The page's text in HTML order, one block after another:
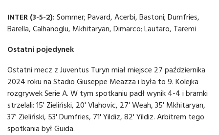
INTER (3-5-2): Sommer; Pavard, Acerbi, Bastoni; Dumfries,
Barella, Calhanoglu, Mkhitaryan, Dimarco; Lautaro, Taremi
Ostatni pojedynek
Ostatni mecz z Juventus Turyn miał miejsce 27 października
2024 roku na Stadio Giuseppe Meazza i była to 9. Kolejka
rozgrywek Serie A. W tym spotkaniu padł wynik 4-4 i bramki
strzelali: 15' Zieliński, 20' Vlahovic, 27' Weah, 35' Mkhitaryan,
37' Zieliński, 53' Dumfries, 71' Yildiz, 82' Yildiz. Arbitrem tego
spotkania był Guida.